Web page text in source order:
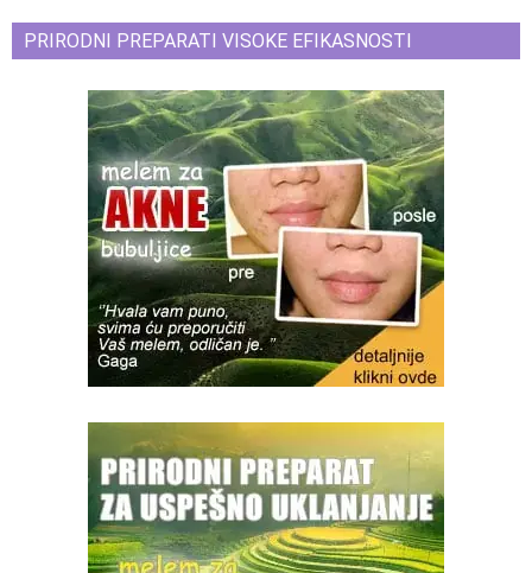
PRIRODNI PREPARATI VISOKE EFIKASNOSTI